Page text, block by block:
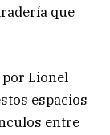
que
por Lionel
espacios
entre